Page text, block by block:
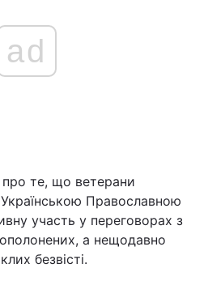
ad
те, що ветерани
Православною
участь у переговорах з
а нещодавно
безвісті.